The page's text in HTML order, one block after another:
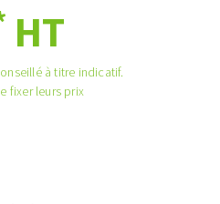
DE SURFACE
HT
à titre indicatif.
fixer leurs prix